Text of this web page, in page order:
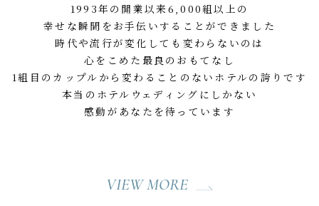
1993年の開業以来6,000組以上の
幸せな瞬間をお手伝いすることができました
時代や流行が変化しても変わらないのは
心をこめた最良のおもてなし
1組目のカップルから変わることのないホテルの誇りです
本当のホテルウェディングにしかない
感動があなたを待っています
VIEW MORE